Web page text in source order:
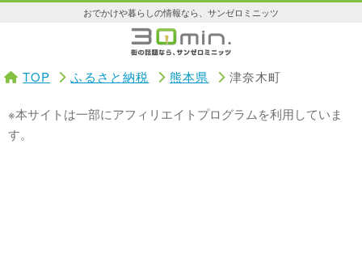
おでかけや暮らしの情報なら、サンゼロミニッツ
TOP ふるさと納税 熊本県 津奈木町
※本サイトは一部にアフィリエイトプログラムを利用していま
す。